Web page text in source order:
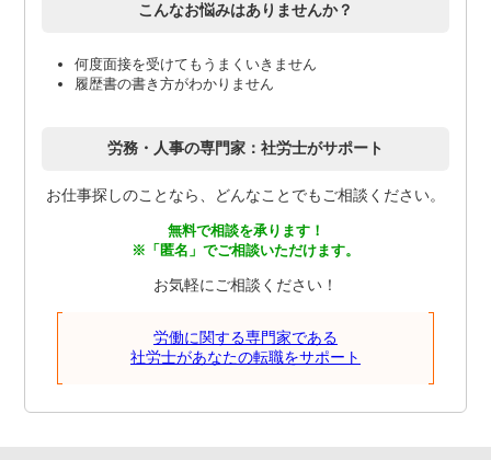
こんなお悩みはありませんか？
何度面接を受けてもうまくいきません
履歴書の書き方がわかりません
労務・人事の専門家：社労士がサポート
お仕事探しのことなら、どんなことでもご相談ください。
無料で相談を承ります！
※「匿名」でご相談いただけます。
お気軽にご相談ください！
労働に関する専門家である
社労士があなたの転職をサポート